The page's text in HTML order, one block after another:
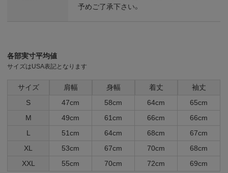
予めご了承下さい。
各部実寸平均値
サイズはUSA表記となります
サイズ 肩幅 身幅 着丈
袖丈
S
47cm 58cm 64cm
65cm
M
49cm 61cm 66cm
66cm
L
51cm 64cm 68cm
67cm
XL
53cm 67cm 70cm
68cm
XXL
55cm 70cm 72cm 69cm